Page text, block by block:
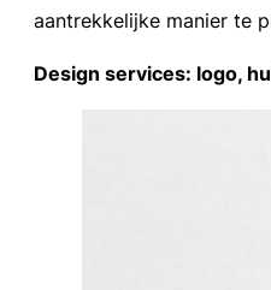
aantrekkelijke manier te
Design services: logo,